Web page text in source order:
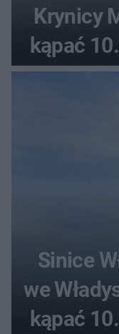
Krynicy
kąpać
Sinice
we
kąpać